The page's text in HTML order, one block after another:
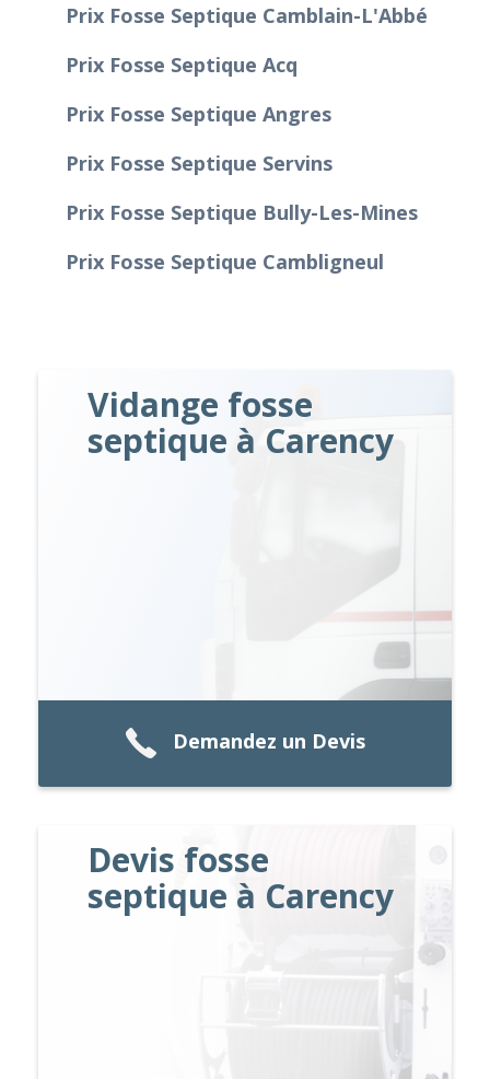
Prix Fosse Septique Camblain-L'Abbé
Prix Fosse Septique Acq
Prix Fosse Septique Angres
Prix Fosse Septique Servins
Prix Fosse Septique Bully-Les-Mines
Prix Fosse Septique Cambligneul
Vidange fosse
septique à Carency
Demandez un Devis
Devis fosse
septique à Carency